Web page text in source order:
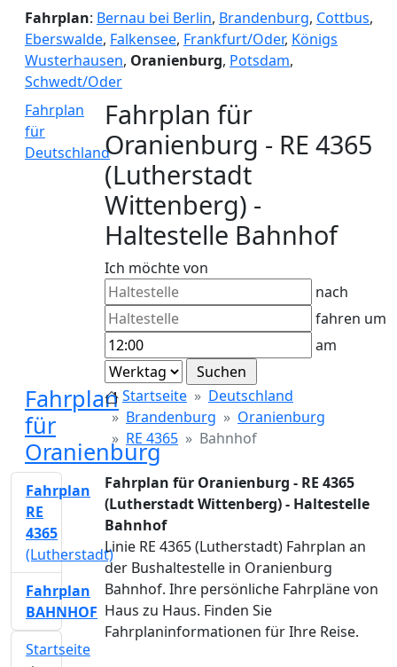
Fahrplan: Bernau bei Berlin, Brandenburg, Cottbus,
Eberswalde, Falkensee, Frankfurt/Oder, Königs
Wusterhausen, Oranienburg, Potsdam,
Schwedt/Oder
Fahrplan
für
Deutschland
Fahrplan für
Oranienburg - RE 4365
(Lutherstadt
Wittenberg) -
Haltestelle Bahnhof
Ich möchte von
nach
fahren um
am
Fahrplan
für
Oranienburg
Startseite
Deutschland
Brandenburg
Oranienburg
RE 4365
Bahnhof
Fahrplan für Oranienburg - RE 4365
(Lutherstadt Wittenberg) - Haltestelle
Bahnhof
Linie RE 4365 (Lutherstadt) Fahrplan an
der Bushaltestelle in Oranienburg
Bahnhof. Ihre persönliche Fahrpläne von
Haus zu Haus. Finden Sie
Fahrplaninformationen für Ihre Reise.
Fahrplan
RE
4365
(Lutherstadt)
Fahrplan
BAHNHOF
Startseite